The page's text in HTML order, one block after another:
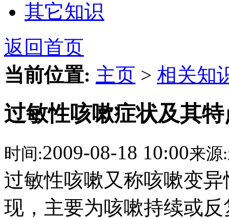
其它知识
返回首页
当前位置: 主页 > 相关知
过敏性咳嗽症状及其特
时间:2009-08-18 10:00来源:
过敏性咳嗽又称咳嗽变
现，主要为咳嗽持续或